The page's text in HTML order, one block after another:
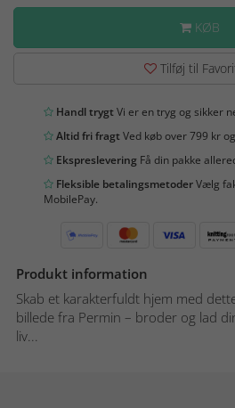
KØB
Tilføj til
Handl trygtVi er en tryg og sikker
Altid fri fragtVed køb over 799 kr
Ekspreslevering Få din pakke
Fleksible betalingsmetoderVælg
MobilePay.
Produkt information
Skab et karakterfuldt hjem med
billede fra Permin – broder og lad
liv...